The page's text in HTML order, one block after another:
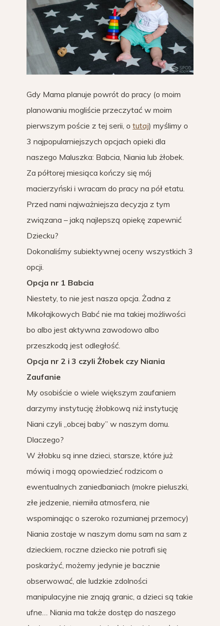
Gdy Mama planuje powrót do pracy (o moim
planowaniu mogliście przeczytać w moim
pierwszym poście z tej serii, o tutaj) myślimy o
3 najpopularniejszych opcjach opieki dla
naszego Maluszka: Babcia, Niania lub żłobek.
Za półtorej miesiąca kończy się mój
macierzyński i wracam do pracy na pół etatu.
Przed nami najważniejsza decyzja z tym
związana – jaką najlepszą opiekę zapewnić
Dziecku?
Dokonaliśmy subiektywnej oceny wszystkich 3
opcji.
Opcja nr 1 Babcia
Niestety, to nie jest nasza opcja. Żadna z
Mikołajkowych Babć nie ma takiej możliwości
bo albo jest aktywna zawodowo albo
przeszkodą jest odległość.
Opcja nr 2 i 3 czyli Żłobek czy Niania
Zaufanie
My osobiście o wiele większym zaufaniem
darzymy instytucję żłobkową niż instytucję
Niani czyli „obcej baby” w naszym domu.
Dlaczego?
W żłobku są inne dzieci, starsze, które już
mówią i mogą opowiedzieć rodzicom o
ewentualnych zaniedbaniach (mokre pieluszki,
złe jedzenie, niemiła atmosfera, nie
wspominając o szeroko rozumianej przemocy)
Niania zostaje w naszym domu sam na sam z
dzieckiem, roczne dziecko nie potrafi się
poskarżyć, możemy jedynie je bacznie
obserwować, ale ludzkie zdolności
manipulacyjne nie znają granic, a dzieci są takie
ufne… Niania ma także dostęp do naszego